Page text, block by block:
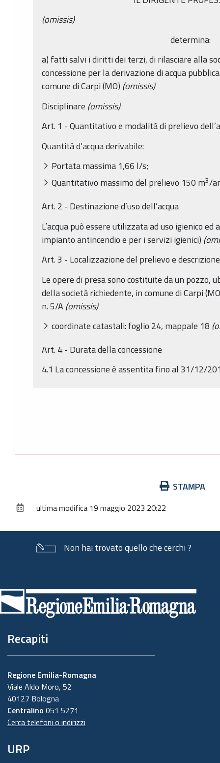
(omissis)
determina:
a) fatti salvi i diritti dei terzi, di rilasciare alla
concessione per la derivazione di acqua
comune di Carpi (MO) (omissis)
Disciplinare (omissis)
Art. 1 - Quantitativo e modalità di prelievo
Quantità d’acqua derivabile:
Portata massima 1,66 l/s;
Quantitativo massimo del prelievo 150 m3/
Art. 2 - Destinazione d’uso dell’acqua
L’acqua può essere utilizzata ad uso igienico
impianto antincendio e per i servizi igienici)
Art. 3 - Localizzazione del prelievo e
Le opere di presa sono costituite da un pozzo,
della società richiedente, in comune di Carpi
n. 5/A(omissis)
coordinate catastali: foglio 24, mappale 18
Art. 4 - Durata della concessione
4.1 La concessione è assentita fino al 31/12/
documento
STAMPA
ultima modifica 19 maggio 2023 20:22
Non hai trovato quello che cerchi ?
di
pagina
Recapiti
Regione Emilia-Romagna
Viale Aldo Moro, 52
40127 Bologna
Centralino 051 5271
Cerca telefoni o indirizzi
URP